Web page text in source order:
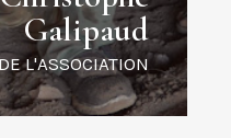
Galipaud
L'ASSOCIATION